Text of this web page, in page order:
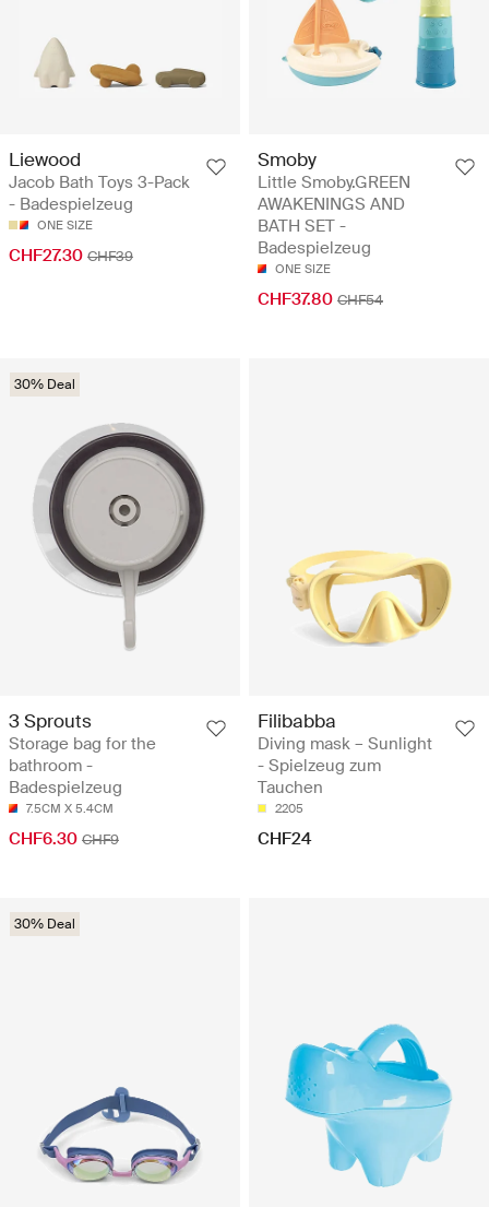
Liewood
Jacob Bath Toys 3-Pack
- Badespielzeug
ONE SIZE
CHF27.30 CHF39
Smoby
Little Smoby.GREEN
AWAKENINGS AND
BATH SET -
Badespielzeug
ONE SIZE
CHF37.80 CHF54
30% Deal
3 Sprouts
Storage bag for the
bathroom -
Badespielzeug
7.5CM X 5.4CM
CHF6.30 CHF9
Filibabba
Diving mask – Sunlight
- Spielzeug zum
Tauchen
2205
CHF24
30% Deal